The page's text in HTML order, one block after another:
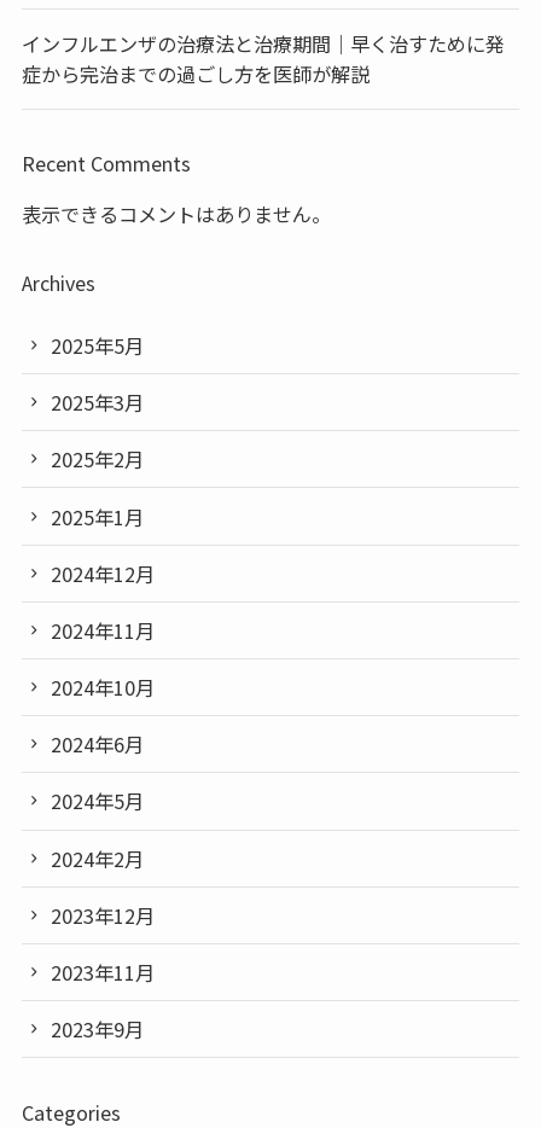
インフルエンザの治療法と治療期間｜早く治すために発
症から完治までの過ごし方を医師が解説
Recent Comments
表示できるコメントはありません。
Archives
2025年5月
2025年3月
2025年2月
2025年1月
2024年12月
2024年11月
2024年10月
2024年6月
2024年5月
2024年2月
2023年12月
2023年11月
2023年9月
Categories